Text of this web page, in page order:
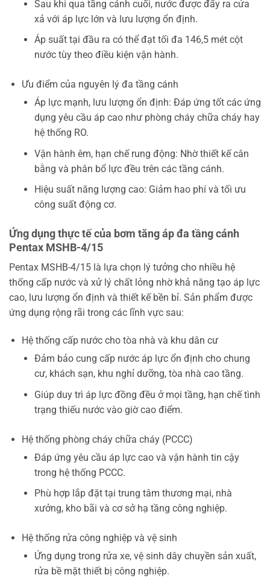
Sau khi qua tầng cánh cuối, nước được đẩy ra cửa
xả với áp lực lớn và lưu lượng ổn định.
Áp suất tại đầu ra có thể đạt tối đa 146,5 mét cột
nước tùy theo điều kiện vận hành.
Ưu điểm của nguyên lý đa tầng cánh
Áp lực mạnh, lưu lượng ổn định: Đáp ứng tốt các ứng
dụng yêu cầu áp cao như phòng cháy chữa cháy hay
hệ thống RO.
Vận hành êm, hạn chế rung động: Nhờ thiết kế cân
bằng và phân bổ lực đều trên các tầng cánh.
Hiệu suất năng lượng cao: Giảm hao phí và tối ưu
công suất động cơ.
Ứng dụng thực tế của bơm tăng áp đa tầng cánh
Pentax MSHB-4/15
Pentax MSHB-4/15 là lựa chọn lý tưởng cho nhiều hệ
thống cấp nước và xử lý chất lỏng nhờ khả năng tạo áp lực
cao, lưu lượng ổn định và thiết kế bền bỉ. Sản phẩm được
ứng dụng rộng rãi trong các lĩnh vực sau:
Hệ thống cấp nước cho tòa nhà và khu dân cư
Đảm bảo cung cấp nước áp lực ổn định cho chung
cư, khách sạn, khu nghỉ dưỡng, tòa nhà cao tầng.
Giúp duy trì áp lực đồng đều ở mọi tầng, hạn chế tình
trạng thiếu nước vào giờ cao điểm.
Hệ thống phòng cháy chữa cháy (PCCC)
Đáp ứng yêu cầu áp lực cao và vận hành tin cậy
trong hệ thống PCCC.
Phù hợp lắp đặt tại trung tâm thương mại, nhà
xưởng, kho bãi và cơ sở hạ tầng công nghiệp.
Hệ thống rửa công nghiệp và vệ sinh
Ứng dụng trong rửa xe, vệ sinh dây chuyền sản xuất,
rửa bề mặt thiết bị công nghiệp.